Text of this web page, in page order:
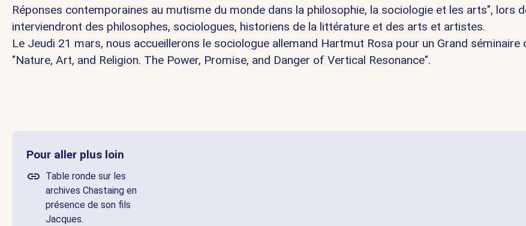
Réponses contemporaines au mutisme du monde dans la philosophie, la sociologie et les arts", lors
interviendront des philosophes, sociologues, historiens de la littérature et des arts et artistes.
Le Jeudi 21 mars, nous accueillerons le sociologue allemand Hartmut Rosa pour un Grand séminaire
"Nature, Art, and Religion. The Power, Promise, and Danger of Vertical Resonance".
Pour aller plus loin
Table ronde sur les
archives Chastaing en
présence de son fils
Jacques.